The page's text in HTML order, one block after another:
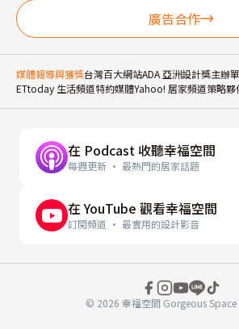
廣告合作
媒體報導與獲獎台灣百大網站ADA 亞洲設計獎主辦
ETtoday 生活頻道特約媒體Yahoo! 居家頻道策略夥
在 Podcast 收聽幸福空間
每週更新 · 最熱門的居家話題
在 YouTube 觀看幸福空間
訂閱頻道 · 最實用的設計影音
© 2026 幸福空間 Gorgeous Space